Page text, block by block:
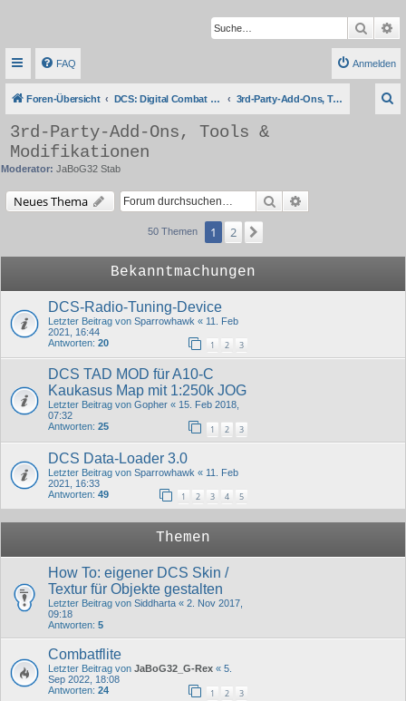
Suche
FAQ Anmelden
Foren-Übersicht DCS: Digital Combat Simulator Series 3rd-Party-Add-Ons, Tools & Modifikationen
3rd-Party-Add-Ons, Tools &
Modifikationen
Moderator: JaBoG32 Stab
Neues Thema Suche
50 Themen 1 2
Bekanntmachungen
DCS-Radio-Tuning-Device
Letzter Beitrag von Sparrowhawk « 11. Feb
2021, 16:44
Antworten: 20 1 2 3
DCS TAD MOD für A10-C
Kaukasus Map mit 1:250k JOG
Letzter Beitrag von Gopher « 15. Feb 2018,
07:32
Antworten: 25 1 2 3
DCS Data-Loader 3.0
Letzter Beitrag von Sparrowhawk « 11. Feb
2021, 16:33
Antworten: 49 1 2 3 4 5
Themen
How To: eigener DCS Skin /
Textur für Objekte gestalten
Letzter Beitrag von Siddharta « 2. Nov 2017,
09:18
Antworten: 5
Combatflite
Letzter Beitrag von JaBoG32_G-Rex « 5.
Sep 2022, 18:08
Antworten: 24 1 2 3